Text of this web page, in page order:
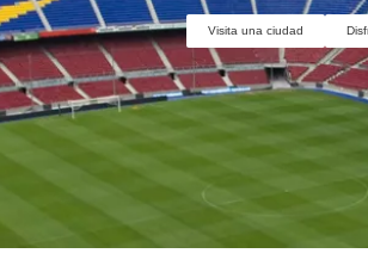
Visita una ciudad